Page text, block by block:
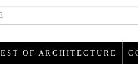
OF ARCHITECTURE